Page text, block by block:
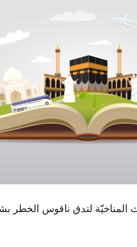
والكوارث المناخيّة لتدق